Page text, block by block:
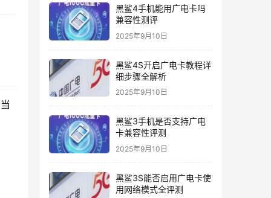
黑鲨4手机能用广电卡吗
兼容性测评
2025年9月10日
黑鲨4S开启广电卡教程详
细步骤全解析
2025年9月10日
黑鲨3手机是否支持广电
卡兼容性评测
2025年9月10日
黑鲨3S能否启用广电卡使
用网络模式全评测